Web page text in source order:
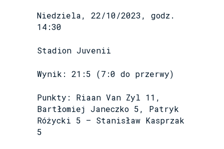
Niedziela, 22/10/2023, godz.
14:30
Stadion Juvenii
Wynik: 21:5 (7:0 do przerwy)
Punkty: Riaan Van Zyl 11,
Bartłomiej Janeczko 5, Patryk
Różycki 5 – Stanisław Kasprzak
5